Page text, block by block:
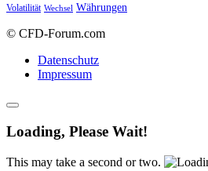
Volatilität Wechsel Währungen
© CFD-Forum.com
Datenschutz
Impressum
Loading, Please Wait!
This may take a second or two.